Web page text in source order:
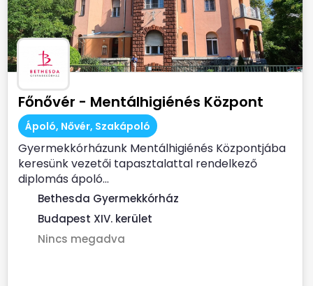
Főnővér - Mentálhigiénés Központ
Ápoló, Nővér, Szakápoló
Gyermekkórházunk Mentálhigiénés Központjába
keresünk vezetői tapasztalattal rendelkező
diplomás ápoló...
Bethesda Gyermekkórház
Budapest XIV. kerület
Nincs megadva